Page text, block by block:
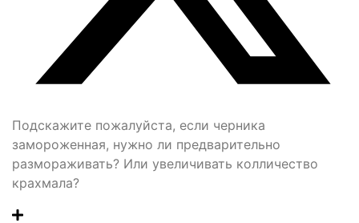
Подскажите пожалуйста, если черника
замороженная, нужно ли предварительно
размораживать? Или увеличивать колличество
крахмала?